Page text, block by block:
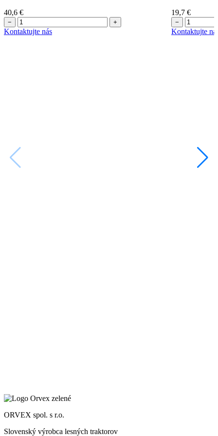
40,6 €
− +
Kontaktujte nás
19,7 €
−
Kontaktujte
ORVEX spol. s r.o.
Slovenský výrobca lesných traktorov